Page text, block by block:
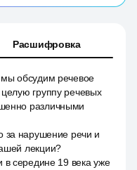
Расшифровка
обсудим речевое
группу речевых
различными
за нарушение речи и
лекции?
в середине 19 века уже